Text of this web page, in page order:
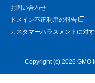
お問い合わせ
ドメイン不正利用の報告
カスタマーハラスメントに対
Copyright (c) 2026 GMO